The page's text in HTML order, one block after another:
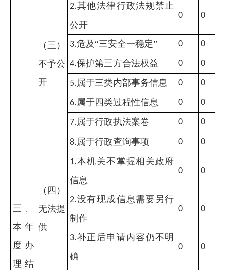
三、
本年
度办
理结
（三）
不予公
开
2.其他法律行政法规禁止
公开
0 0
3.危及“三安全一稳定” 0 0
4.保护第三方合法权益 0 0
5.属于三类内部事务信息 0 0
6.属于四类过程性信息 0 0
7.属于行政执法案卷 0 0
8.属于行政查询事项 0 0
（四）
无法提
供
1.本机关不掌握相关政府
信息
0 0
2.没有现成信息需要另行
制作
0 0
3.补正后申请内容仍不明
确
0 0